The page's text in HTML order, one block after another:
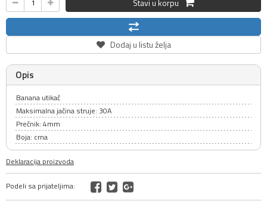
Stavi u korpu
Dodaj u listu želja
Opis
Banana utikač
Maksimalna jačina struje: 30A
Prečnik: 4mm
Boja: crna
Deklaracija proizvoda
Podeli sa prijateljima: